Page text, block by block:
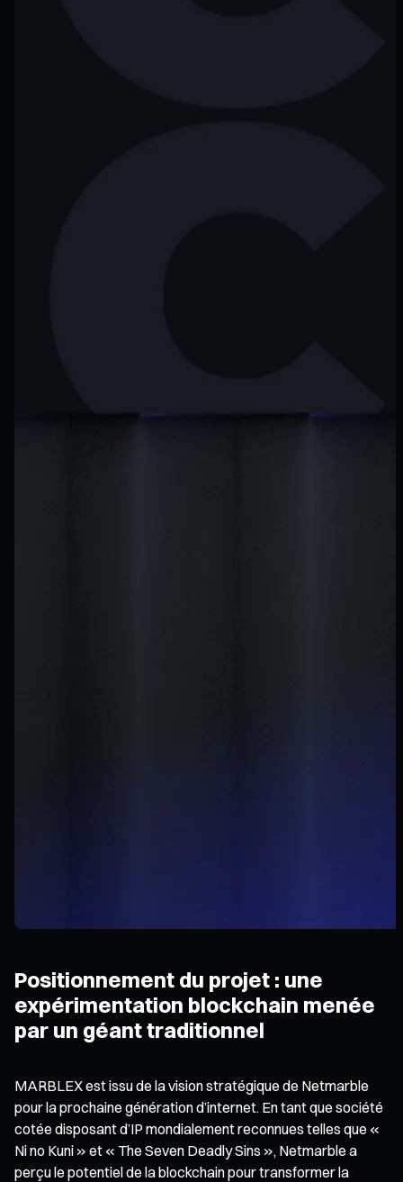
Positionnement du projet : une
expérimentation blockchain menée
par un géant traditionnel
MARBLEX est issu de la vision stratégique de Netmarble
pour la prochaine génération d’internet. En tant que société
cotée disposant d’IP mondialement reconnues telles que «
Ni no Kuni » et « The Seven Deadly Sins », Netmarble a
perçu le potentiel de la blockchain pour transformer la